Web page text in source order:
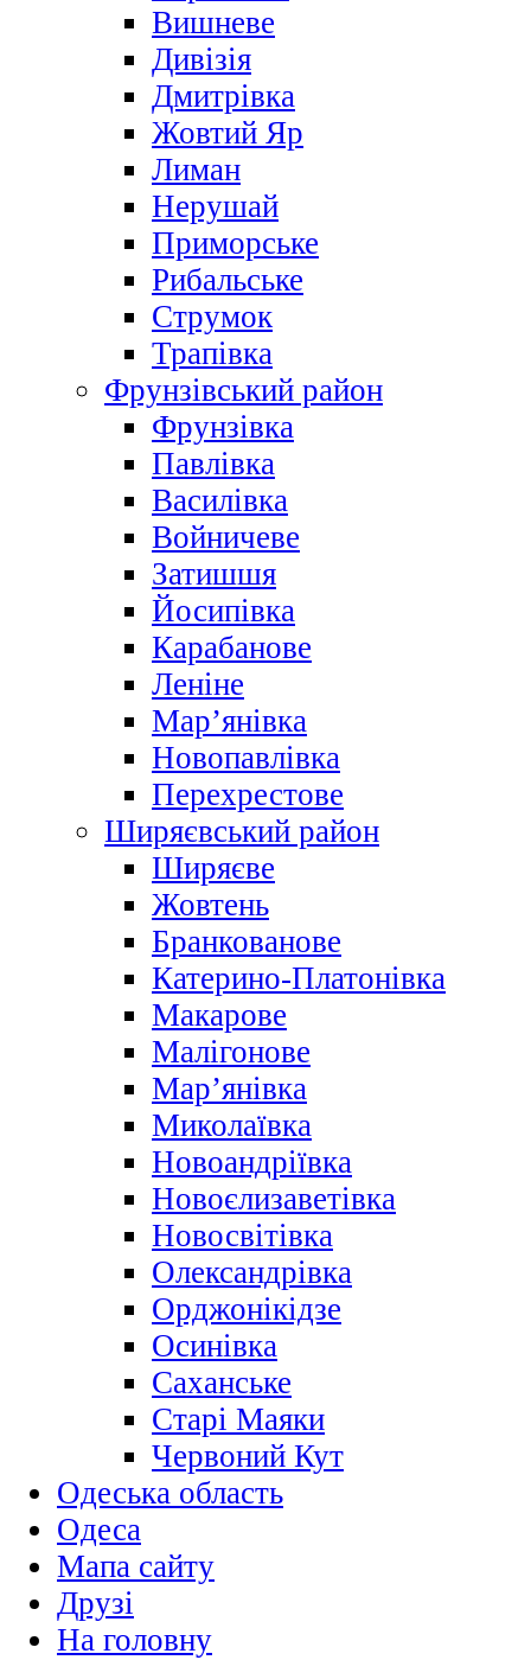
Вишневе
Дивізія
Дмитрівка
Жовтий Яр
Лиман
Нерушай
Приморське
Рибальське
Струмок
Трапівка
Фрунзівський район
Фрунзівка
Павлівка
Василівка
Войничеве
Затишшя
Йосипівка
Карабанове
Леніне
Мар’янівка
Новопавлівка
Перехрестове
Ширяєвський район
Ширяєве
Жовтень
Бранкованове
Катерино-Платонівка
Макарове
Малігонове
Мар’янівка
Миколаївка
Новоандріївка
Новоєлизаветівка
Новосвітівка
Олександрівка
Орджонікідзе
Осинівка
Саханське
Старі Маяки
Червоний Кут
Одеська область
Одеса
Мапа сайту
Друзі
На головну